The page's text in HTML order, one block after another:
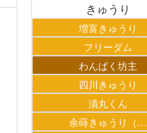
きゅうり
増富きゅうり
フリーダム
わんぱく坊主
四川きゅうり
漬丸くん
余蒔きゅうり（…